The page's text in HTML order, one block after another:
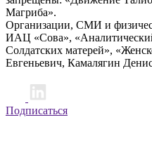
Магриба».
Организации, СМИ и
ИАЦ «Сова»,
Солдатских матерей»,
Евгеньевич, Камалягин
Подписаться